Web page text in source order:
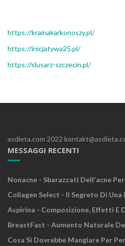
https://krainakarkonoszy.pl/
https://inicjatywa25.pl/
https://slusarz-szczecin.pl/
asdieta.com 2022
MESSAGGI RECENTI
Nonacne - Sbarazzati Dell'acne
Collagen Select - Il Segreto Di Una
Aspirina - Composizione, Effetti E
BreastFast - Aumento Naturale
Cosa Si Dovrebbe Mangiare Per